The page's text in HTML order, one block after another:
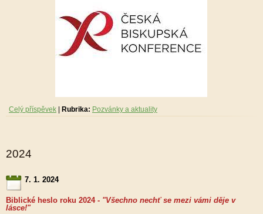
Celý příspěvek Rubrika: Pozvánky a aktuality
2024
7. 1. 2024
Biblické heslo roku 2024 - "Všechno nechť se mezi vámi děje v
lásce!"